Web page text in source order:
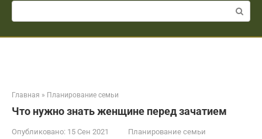
Поиск:
Главная » Планирование семьи
Что нужно знать женщине перед зачатием
Опубликовано: 15 Сен 2021
Планирование семьи